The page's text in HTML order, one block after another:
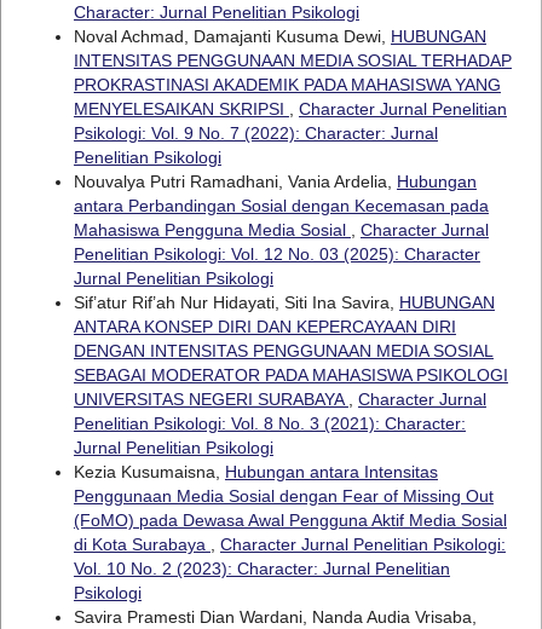
Character: Jurnal Penelitian Psikologi
Noval Achmad, Damajanti Kusuma Dewi, HUBUNGAN
INTENSITAS PENGGUNAAN MEDIA SOSIAL TERHADAP
PROKRASTINASI AKADEMIK PADA MAHASISWA YANG
MENYELESAIKAN SKRIPSI
Character Jurnal Penelitian
Psikologi: Vol. 9 No. 7 (2022): Character: Jurnal
Penelitian Psikologi
Nouvalya Putri Ramadhani, Vania Ardelia, Hubungan
antara Perbandingan Sosial dengan Kecemasan pada
Mahasiswa Pengguna Media Sosial
Character Jurnal
Penelitian Psikologi: Vol. 12 No. 03 (2025): Character
Jurnal Penelitian Psikologi
Sif’atur Rif’ah Nur Hidayati, Siti Ina Savira, HUBUNGAN
ANTARA KONSEP DIRI DAN KEPERCAYAAN DIRI
DENGAN INTENSITAS PENGGUNAAN MEDIA SOSIAL
SEBAGAI MODERATOR PADA MAHASISWA PSIKOLOGI
UNIVERSITAS NEGERI SURABAYA
Character Jurnal
Penelitian Psikologi: Vol. 8 No. 3 (2021): Character:
Jurnal Penelitian Psikologi
Kezia Kusumaisna, Hubungan antara Intensitas
Penggunaan Media Sosial dengan Fear of Missing Out
(FoMO) pada Dewasa Awal Pengguna Aktif Media Sosial
di Kota Surabaya
Character Jurnal Penelitian Psikologi:
Vol. 10 No. 2 (2023): Character: Jurnal Penelitian
Psikologi
Savira Pramesti Dian Wardani, Nanda Audia Vrisaba,